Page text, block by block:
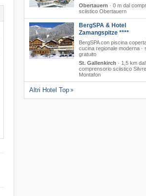
Obertauern · 0 m dal
sciistico Obertauern
BergSPA & Hotel
Zamangspitze ****
BergSPA con piscina
cucina regionale moderna ·
gratuito
St. Gallenkirch · 1,5 km dal
comprensorio sciistico
Montafon
Altri Hotel Top